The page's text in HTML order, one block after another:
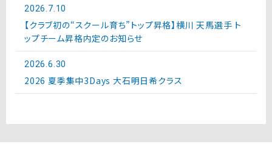
2026.7.10
【クラブ初の“スクール育ち”トップ昇格】横川 天馬選手 ト
ップチーム昇格内定のお知らせ
2026.6.30
2026 夏季集中3Days 大石明日希クラス